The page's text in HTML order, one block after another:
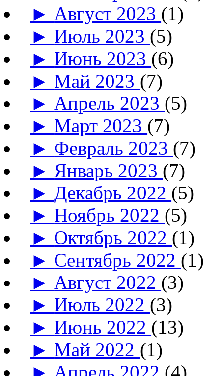
► Август 2023 (1)
► Июль 2023 (5)
► Июнь 2023 (6)
► Май 2023 (7)
► Апрель 2023 (5)
► Март 2023 (7)
► Февраль 2023 (7)
► Январь 2023 (7)
►Декабрь 2022 (5)
► Ноябрь 2022 (5)
► Октябрь 2022 (1)
► Сентябрь 2022 (1)
► Август 2022 (3)
► Июль 2022 (3)
► Июнь 2022 (13)
► Май 2022 (1)
► Апрель 2022 (4)